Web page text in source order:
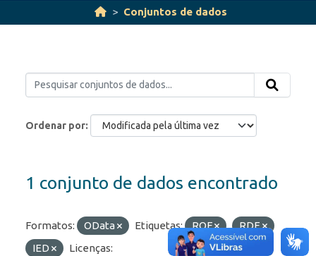
Conjuntos de dados
Ordenar por
1 conjunto de dados encontrado
Formatos: OData Etiquetas: ROF
RDE
IED
Licenças: